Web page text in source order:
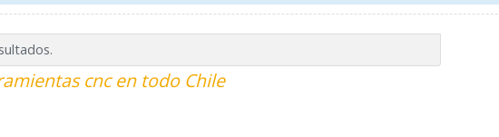
cnc en todo Chile